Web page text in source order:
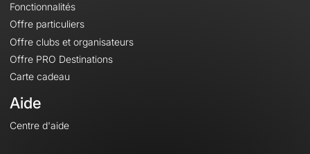
Fonctionnalités
Offre particuliers
Offre clubs et organisateurs
Offre PRO Destinations
Carte cadeau
Aide
Centre d'aide